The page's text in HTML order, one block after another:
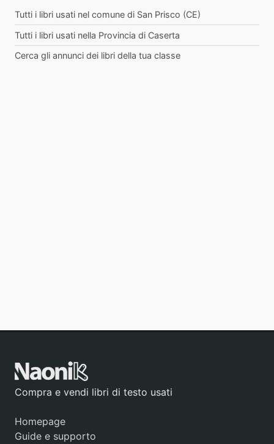
Tutti i libri usati nel comune di San Prisco (CE)
Tutti i libri usati nella Provincia di Caserta
Cerca gli annunci dei libri della tua classe
Compra e vendi libri di testo usati
Homepage
Guide e supporto